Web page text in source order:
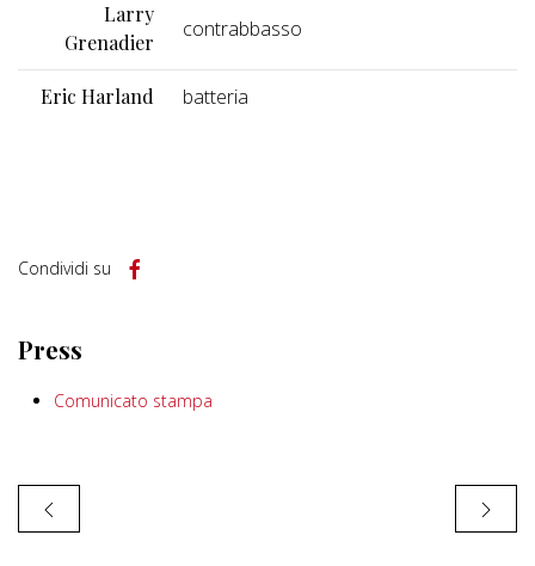
Larry
Grenadier
contrabbasso
Eric Harland batteria
Condividi su
Press
Comunicato stampa